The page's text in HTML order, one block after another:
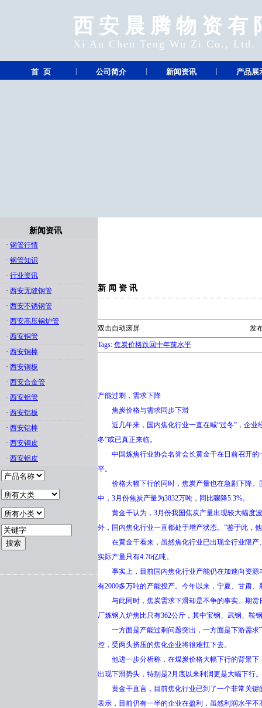
西安晨腾物资有
Xi An Chen Teng Wu Zi Co., Ltd.
首 页 公司简介 新闻资讯 产品展
新闻资讯
· 钢管行情
· 钢管知识
· 行业资讯
· 西安无缝钢管
· 西安不锈钢管
· 西安高压锅炉管
· 西安铜管
· 西安铜棒
· 西安铜板
· 西安合金管
· 西安铝管
· 西安铝板
· 西安铝棒
· 西安铜皮
· 西安铝皮
新 闻 资 讯
双击自动滚屏
发
Tags: 焦炭价格跌回十年前水平
产能过剩，需求下降
焦炭价格与需求同步下滑
近几年来，国内焦化行业一直在喊“过冬”，企业
冬”或已真正来临。
中国炼焦行业协会名誉会长黄金干在日前召开的
平。
价格大幅下行的同时，焦炭产量也在急剧下降。
中，3月份焦炭产量为3832万吨，同比骤降5.3%。
黄金干认为，3月份我国焦炭产量出现较大幅度波
外，国内焦化行业一直都处于增产状态。”鉴于此，
在黄金干看来，虽然焦化行业已出现全行业限产
实际产量只有4.76亿吨。
事实上，目前国内焦化行业产能仍在加速向资源
有2000多万吨的产能投产。今年以来，宁夏、甘肃
与此同时，焦炭需求下滑却是不争的事实。期货
厂炼钢入炉焦比只有362公斤，其中宝钢、武钢、鞍
一方面是产能过剩问题突出，一方面是下游需求
控，受两头挤压的焦化企业将很难扛下去。
他进一步分析称，在煤炭价格大幅下行的背景下
出现下滑势头，特别是2月底以来利润更是大幅下行
黄金干直言，目前焦化行业已到了一个非常关键
表示，目前仍有一半的企业在盈利，虽然利润水平